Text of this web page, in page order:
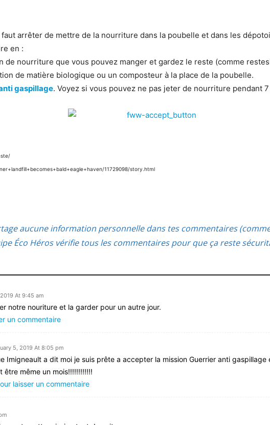
faut arrêter de mettre de la nourriture dans la poubelle et dans les
en :
de nourriture que vous pouvez manger et gardez le reste (comme
de matière biologique ou un composteur à la place de la poubelle.
gaspillage. Voyez si vous pouvez ne pas jeter de nourriture pendant
11729098/story.html
aucune information personnelle dans tes commentaires
Éco Héros vérifie tous les commentaires pour que ça reste
At 9:45 am
notre nouriture et la garder pour un autre jour.
un commentaire
5, 2019 At 8:05 pm
Imigneault a dit moi je suis prête a accepter la mission Guerrier anti
être même un mois!!!!!!!!!!!!
laisser un commentaire